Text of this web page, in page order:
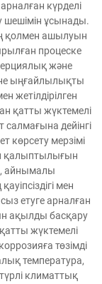
күрделі
шешімін ұсынады.
қолмен ашылуын
процеске
және
ыңғайлылықты
жетілдірілген
қатты жүктемелі
дейінгі
көрсету мерзімі
айнымалы
мен
етуге арналған
ақылды басқару
жүктемелі
төзімді
температура,
климаттық